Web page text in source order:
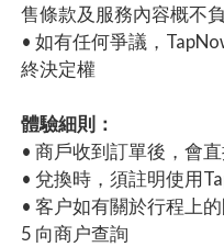
售條款及服務內容概不
• 如有任何爭議，
終決定權
體驗細則：
• 商戶收到訂單後，會
• 兌換時，須註明使用
• 客户如有關於行程上
5 向商户查詢